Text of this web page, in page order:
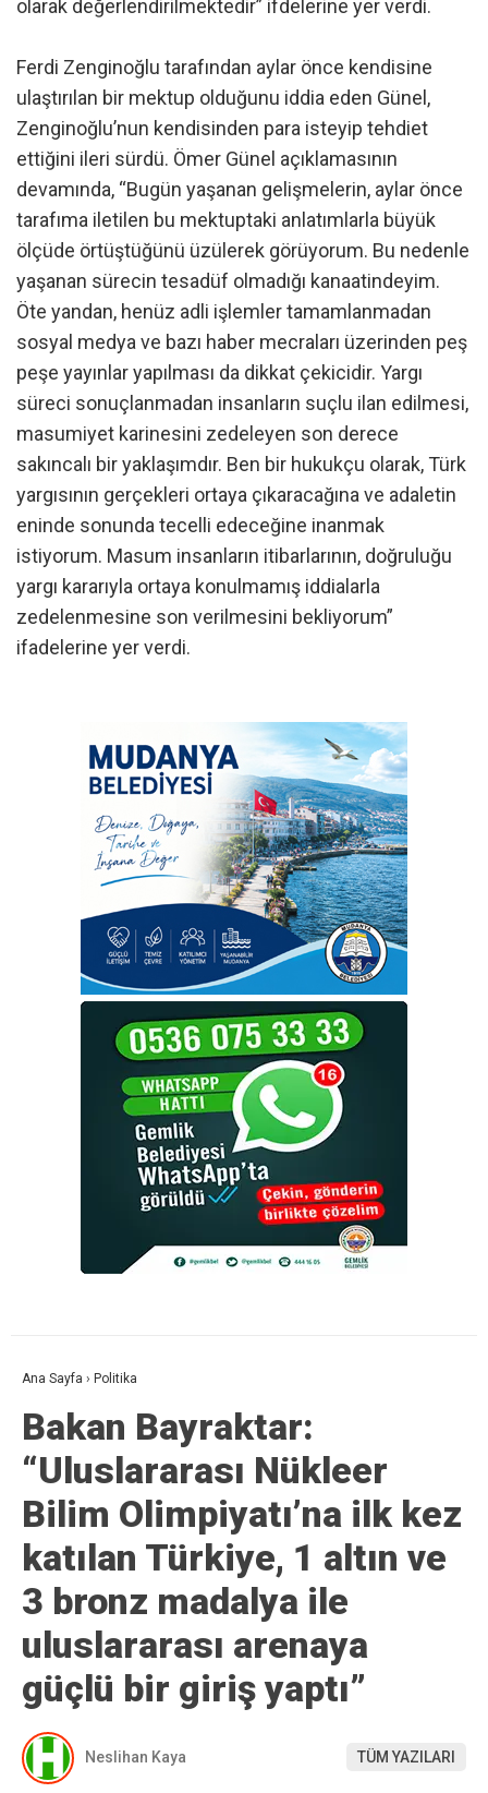
olarak değerlendirilmektedir” ifdelerine yer verdi.
Ferdi Zenginoğlu tarafından aylar önce kendisine
ulaştırılan bir mektup olduğunu iddia eden Günel,
Zenginoğlu’nun kendisinden para isteyip tehdiet
ettiğini ileri sürdü. Ömer Günel açıklamasının
devamında, “Bugün yaşanan gelişmelerin, aylar önce
tarafıma iletilen bu mektuptaki anlatımlarla büyük
ölçüde örtüştüğünü üzülerek görüyorum. Bu nedenle
yaşanan sürecin tesadüf olmadığı kanaatindeyim.
Öte yandan, henüz adli işlemler tamamlanmadan
sosyal medya ve bazı haber mecraları üzerinden peş
peşe yayınlar yapılması da dikkat çekicidir. Yargı
süreci sonuçlanmadan insanların suçlu ilan edilmesi,
masumiyet karinesini zedeleyen son derece
sakıncalı bir yaklaşımdır. Ben bir hukukçu olarak, Türk
yargısının gerçekleri ortaya çıkaracağına ve adaletin
eninde sonunda tecelli edeceğine inanmak
istiyorum. Masum insanların itibarlarının, doğruluğu
yargı kararıyla ortaya konulmamış iddialarla
zedelenmesine son verilmesini bekliyorum”
ifadelerine yer verdi.
Ana Sayfa › Politika
Bakan Bayraktar:
“Uluslararası Nükleer
Bilim Olimpiyatı’na ilk kez
katılan Türkiye, 1 altın ve
3 bronz madalya ile
uluslararası arenaya
güçlü bir giriş yaptı”
Neslihan Kaya TÜM YAZILARI